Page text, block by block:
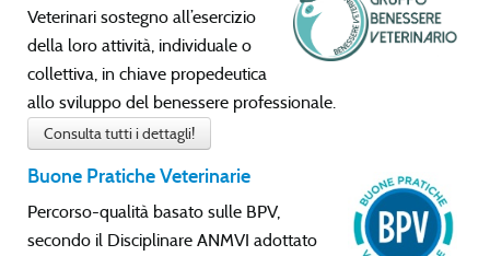
Veterinari sostegno all’esercizio
della loro attività, individuale o
collettiva, in chiave propedeutica
allo sviluppo del benessere professionale.
Consulta tutti i dettagli!
Buone Pratiche Veterinarie
Percorso-qualità basato sulle BPV,
secondo il Disciplinare ANMVI adottato